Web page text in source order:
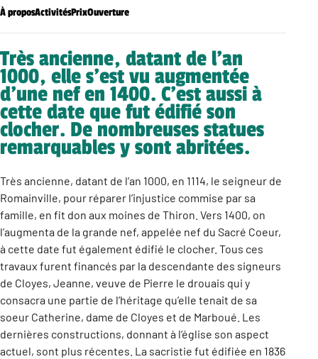
À proposActivitésPrixOuverture
Très ancienne, datant de l’an
1000, elle s’est vu augmentée
d’une nef en 1400. C’est aussi à
cette date que fut édifié son
clocher. De nombreuses statues
remarquables y sont abritées.
Très ancienne, datant de l’an 1000, en 1114, le seigneur de
Romainville, pour réparer l’injustice commise par sa
famille, en fit don aux moines de Thiron. Vers 1400, on
l’augmenta de la grande nef, appelée nef du Sacré Coeur,
à cette date fut également édifié le clocher. Tous ces
travaux furent financés par la descendante des signeurs
de Cloyes, Jeanne, veuve de Pierre le drouais qui y
consacra une partie de l’héritage qu’elle tenait de sa
soeur Catherine, dame de Cloyes et de Marboué. Les
dernières constructions, donnant à l’église son aspect
actuel, sont plus récentes. La sacristie fut édifiée en 1836